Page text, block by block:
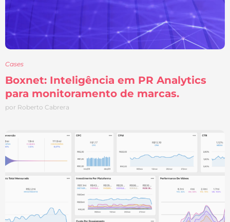
Cases
Boxnet: Inteligência em PR Analytics
para monitoramento de marcas.
por Roberto Cabrera